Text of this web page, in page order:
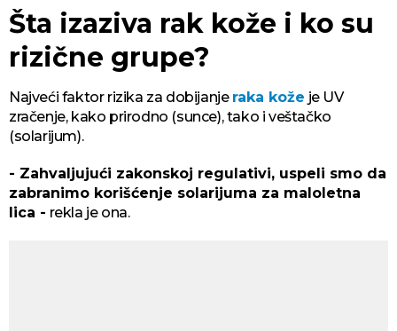
Šta izaziva rak kože i ko su
rizične grupe?
Najveći faktor rizika za dobijanje raka kože je UV
zračenje, kako prirodno (sunce), tako i veštačko
(solarijum).
- Zahvaljujući zakonskoj regulativi, uspeli smo da
zabranimo korišćenje solarijuma za maloletna
lica - rekla je ona.